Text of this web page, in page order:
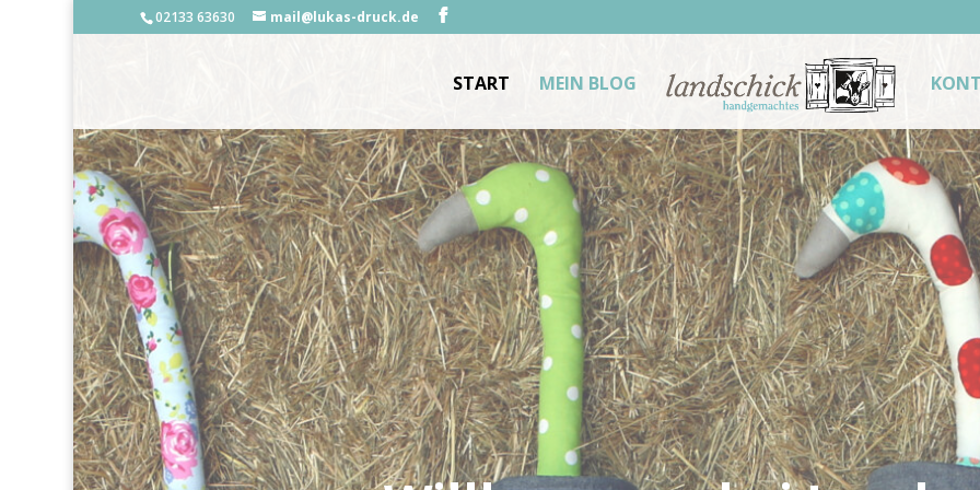
02133 63630 mail@lukas-druck.de
START MEIN BLOG